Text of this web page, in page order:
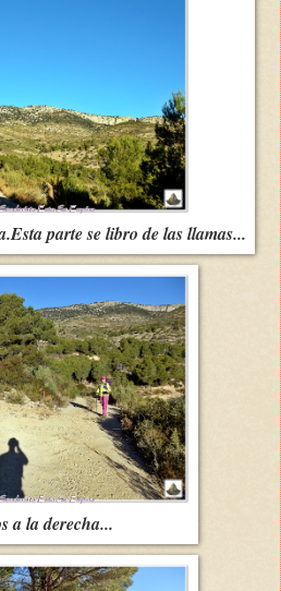
parte se libro de las llamas...
a la derecha...